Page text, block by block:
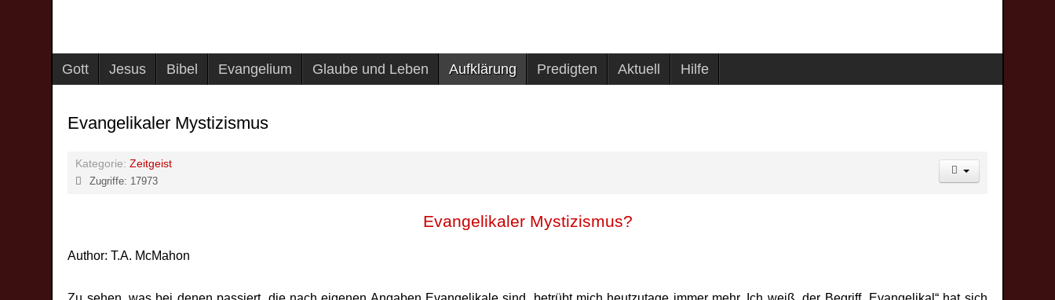
Gott Jesus Bibel Evangelium Glaube und Leben Aufklärung Predigten Aktuell Hilfe
Evangelikaler Mystizismus
Kategorie:Zeitgeist
Zugriffe: 17973
Evangelikaler Mystizismus?
Author: T.A. McMahon